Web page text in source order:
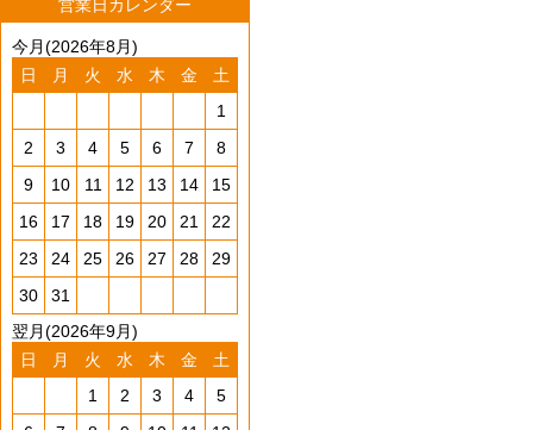
営業日カレンダー
今月(2026年8月)
日
月 火 水 木 金
土
1
2
3 4 5 6 7
8
9
10 11 12 13 14
15
16
17 18 19 20 21
22
23
24 25 26 27 28
29
30
31
翌月(2026年9月)
日
月 火 水 木 金
土
1
2 3 4
5